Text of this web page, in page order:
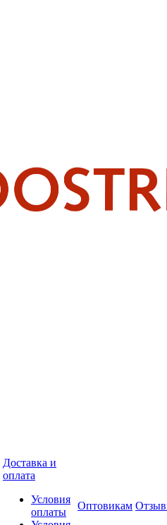
Доставка и
оплата
Условия
оплаты
Оптовикам